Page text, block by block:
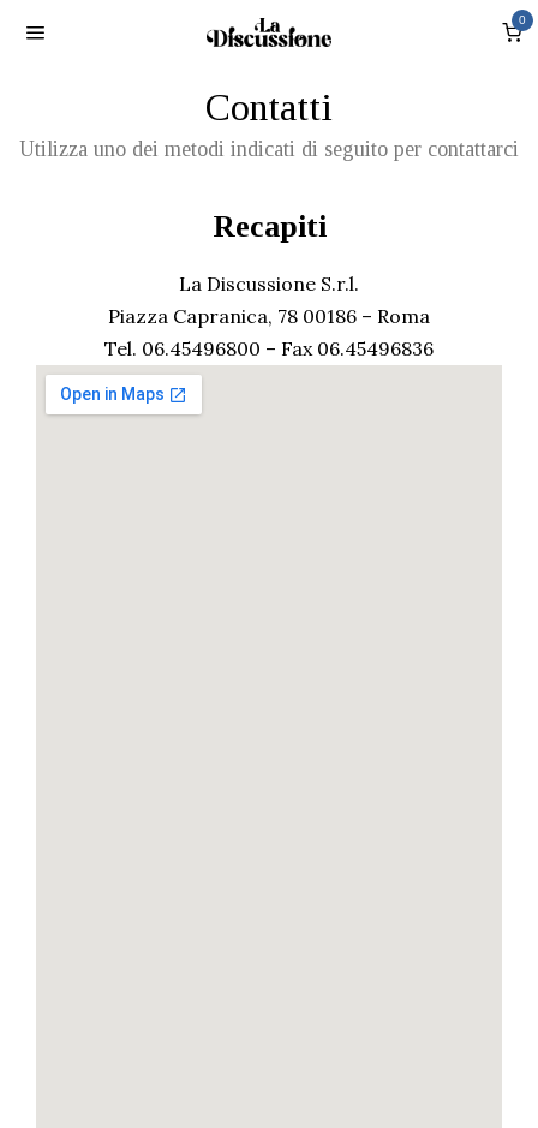
0
Contatti
Utilizza uno dei metodi indicati di seguito per contattarci
Recapiti
La Discussione S.r.l.
Piazza Capranica, 78 00186 – Roma
Tel. 06.45496800 – Fax 06.45496836